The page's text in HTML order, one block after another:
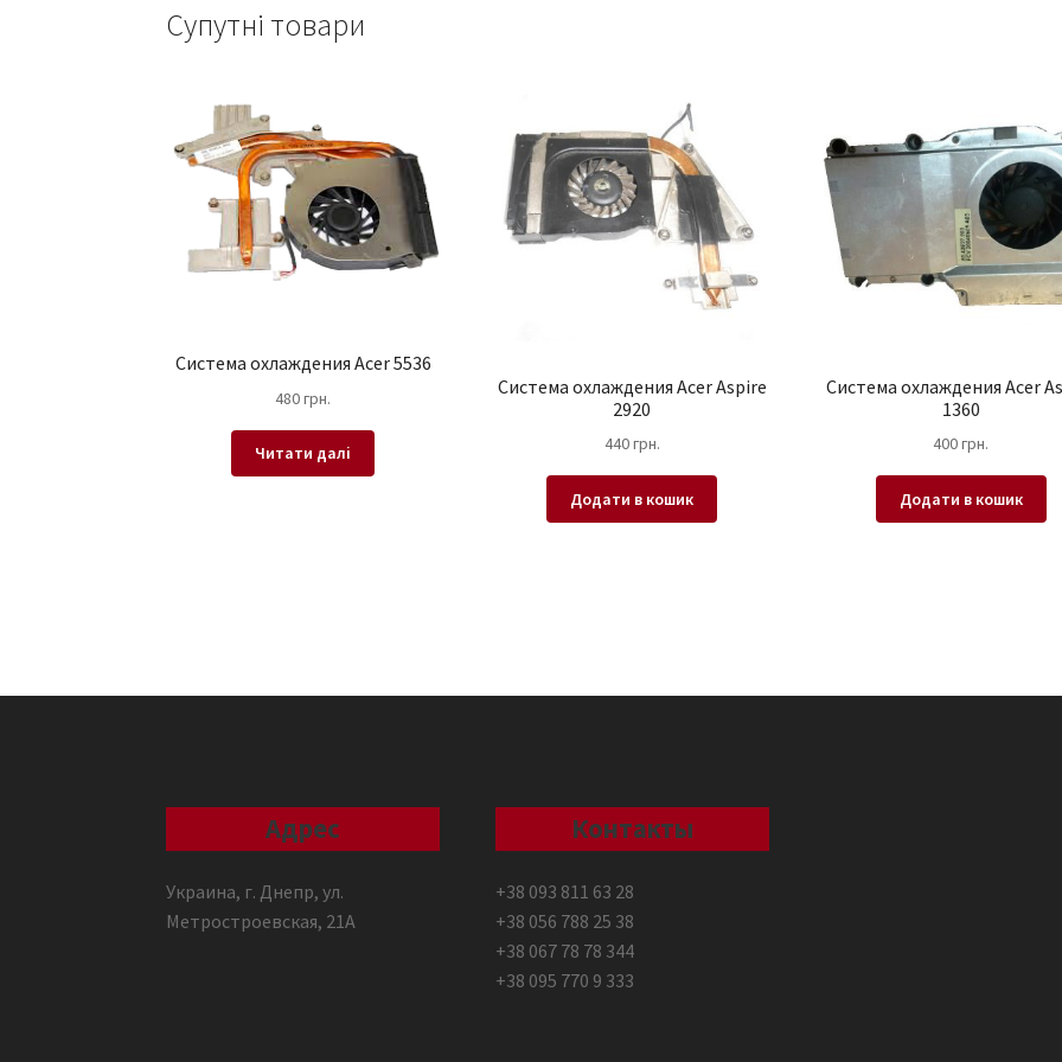
001
/
KSB06105HA
/
MG62090V1-
Супутні товари
Система охлаждения Acer 5536
480грн.
Читати далі
Система охлаждения Acer Aspire
2920
440грн.
Додати в кошик
Система охлаждения Acer
1360
400грн.
Додати в кошик
Адрес
Украина, г. Днепр, ул.
Метростроевская, 21А
Контакты
+38 093 811 63 28
+38 056 788 25 38
+38 067 78 78 344
+38 095 770 9 333